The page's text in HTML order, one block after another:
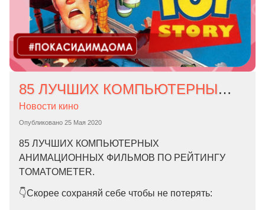
85 ЛУЧШИХ КОМПЬЮТЕРНЫХ АНИМАЦИОННЫХ ФИЛЬМОВ
Опубликовано 25 Мая 2020
Новости кино
85 ЛУЧШИХ КОМПЬЮТЕРНЫХ
АНИМАЦИОННЫХ ФИЛЬМОВ ПО РЕЙТИНГУ
TOMATOMETER.
👇Скорее сохраняй себе чтобы не потерять: